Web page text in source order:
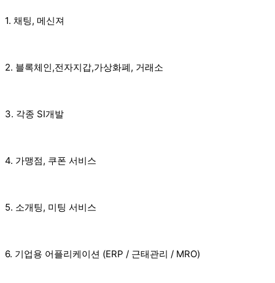
1. 채팅, 메신져
2. 블록체인,전자지갑,가상화폐, 거래소
3. 각종 SI개발
4. 가맹점, 쿠폰 서비스
5. 소개팅, 미팅 서비스
6. 기업용 어플리케이션 (ERP / 근태관리 / MRO)